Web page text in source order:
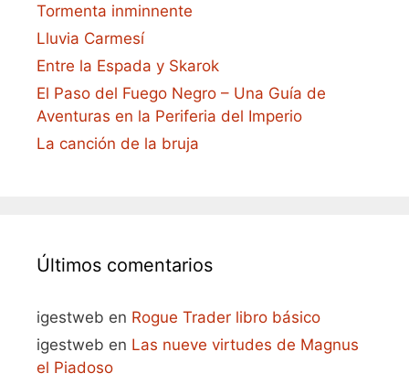
Tormenta inminnente
Lluvia Carmesí
Entre la Espada y Skarok
El Paso del Fuego Negro – Una Guía de
Aventuras en la Periferia del Imperio
La canción de la bruja
Últimos comentarios
igestweb en Rogue Trader libro básico
igestweb en Las nueve virtudes de Magnus
el Piadoso